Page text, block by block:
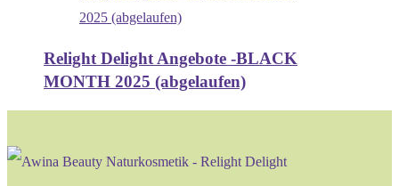
Relight Delight Angebote -BLACK
MONTH 2025 (abgelaufen)